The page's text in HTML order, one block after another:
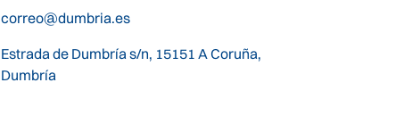
correo@dumbria.es
Estrada de Dumbría s/n, 15151 A Coruña,
Dumbría